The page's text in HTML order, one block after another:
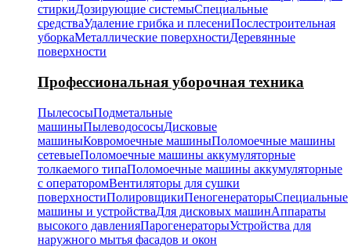
стиркиДозирующие системыСпециальные
средстваУдаление грибка и плесениПослестроительная
уборкаМеталлические поверхностиДеревянные
поверхности
Профессиональная уборочная техника
ПылесосыПодметальные
машиныПылеводососыДисковые
машиныКовромоечные машиныПоломоечные машины
сетевыеПоломоечные машины аккумуляторные
толкаемого типаПоломоечные машины аккумуляторные
с операторомВентиляторы для сушки
поверхностиПолировщикиПеногенераторыСпециальные
машины и устройстваДля дисковых машинАппараты
высокого давленияПарогенераторыУстройства для
наружного мытья фасадов и окон